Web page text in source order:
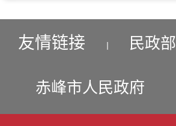
友情链接 民政部
赤峰市人民政府